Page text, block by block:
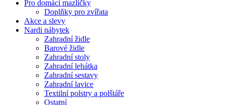
Pro domácí mazlíčky
Doplňky pro zvířata
Akce a slevy
Nardi nábytek
Zahradní židle
Barové židle
Zahradní stoly
Zahradní lehátka
Zahradní sestavy
Zahradní lavice
Textilní polstry a polštáře
Ostatní